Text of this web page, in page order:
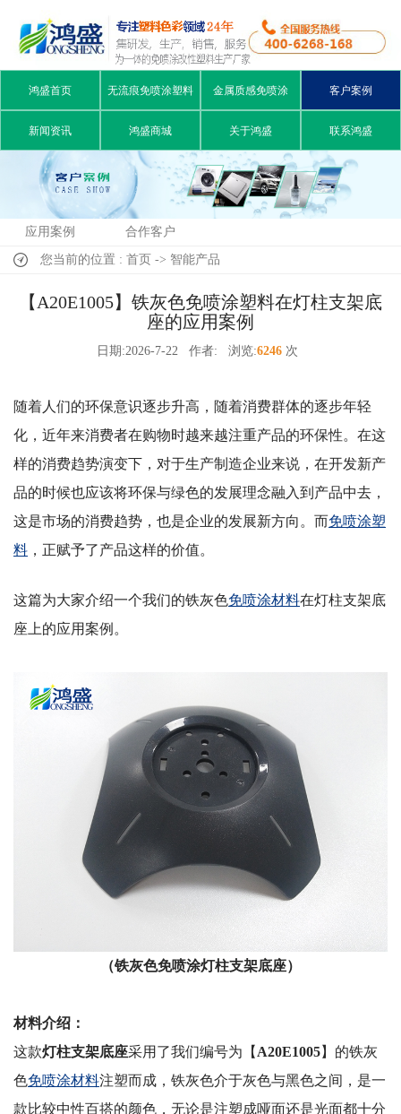
鸿盛首页 无流痕免喷涂塑料 金属质感免喷涂 客户案例
新闻资讯 鸿盛商城 关于鸿盛 联系鸿盛
应用案例 合作客户
您当前的位置 : 首页 -> 智能产品
【A20E1005】铁灰色免喷涂塑料在灯柱支架底
座的应用案例
日期:2026-7-22 作者: 浏览:6246次
随着人们的环保意识逐步升高，随着消费群体的逐步年轻
化，近年来消费者在购物时越来越注重产品的环保性。在这
样的消费趋势演变下，对于生产制造企业来说，在开发新产
品的时候也应该将环保与绿色的发展理念融入到产品中去，
这是市场的消费趋势，也是企业的发展新方向。而免喷涂塑
料 ，正赋予了产品这样的价值。
这篇为大家介绍一个我们的铁灰色免喷涂材料在灯柱支架底
座上的应用案例。
（铁灰色免喷涂灯柱支架底座）
材料介绍：
这款灯柱支架底座采用了我们编号为【 A20E1005】的铁灰
色免喷涂材料注塑而成，铁灰色介于灰色与黑色之间，是一
款比较中性百搭的颜色，无论是注塑成哑面还是光面都十分